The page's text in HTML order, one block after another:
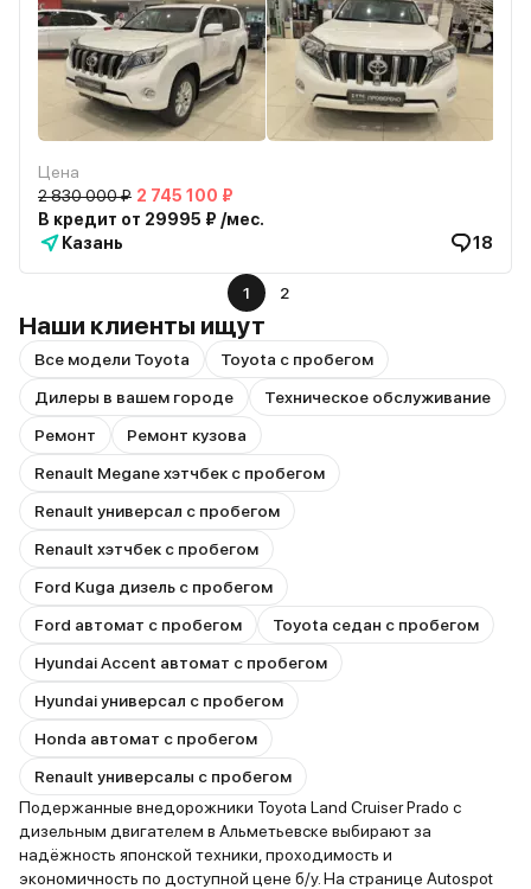
Цена
2 830 000 ₽ 2 745 100 ₽
В кредит от 29995 ₽ /мес.
Казань
18
1 2
Наши клиенты ищут
Все модели Toyota
Toyota с пробегом
Дилеры в вашем городе
Техническое обслуживание
Ремонт
Ремонт кузова
Renault Megane хэтчбек с пробегом
Renault универсал с пробегом
Renault хэтчбек с пробегом
Ford Kuga дизель с пробегом
Ford автомат с пробегом
Toyota седан с пробегом
Hyundai Accent автомат с пробегом
Hyundai универсал с пробегом
Honda автомат с пробегом
Renault универсалы с пробегом
Подержанные внедорожники Toyota Land Cruiser Prado с
дизельным двигателем в Альметьевске выбирают за
надёжность японской техники, проходимость и
экономичность по доступной цене б/у. На странице Autospot